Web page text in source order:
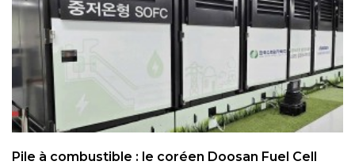
Pile à combustible : le coréen Doosan Fuel Cell